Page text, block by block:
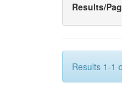
Results/
Results 1-1